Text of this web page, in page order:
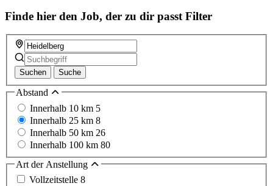
Finde hier den Job, der zu dir passt Filter
Suchen Suche
Abstand
Innerhalb 10 km 5
Innerhalb 25 km 8
Innerhalb 50 km 26
Innerhalb 100 km 80
Art der Anstellung
Vollzeitstelle 8